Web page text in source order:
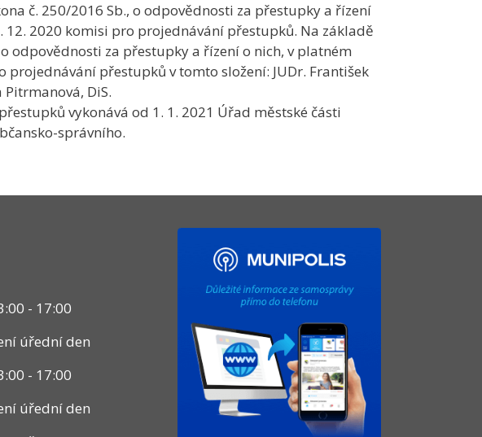
č. 250/2016 Sb., o odpovědnosti za přestupky a řízení
12. 2020 komisi pro projednávání přestupků. Na základě
odpovědnosti za přestupky a řízení o nich, v platném
projednávání přestupků v tomto složení: JUDr. František
Pitrmanová, DiS.
vykonává od 1. 1. 2021 Úřad městské části
správního.
- 17:00
úřední den
- 17:00
úřední den